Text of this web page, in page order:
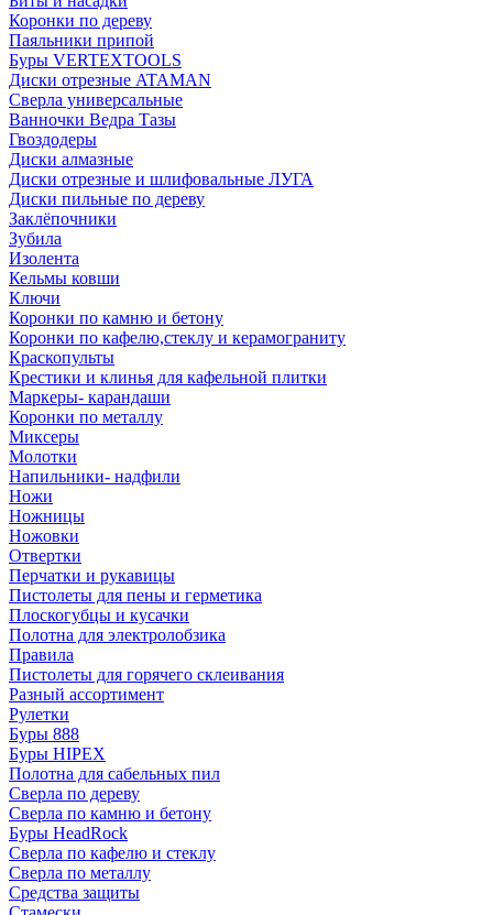
Коронки по дереву
Паяльники припой
Буры VERTEXTOOLS
Диски отрезные ATAMAN
Сверла универсальные
Ванночки Ведра Тазы
Гвоздодеры
Диски алмазные
Диски отрезные и шлифовальные ЛУГА
Диски пильные по дереву
Заклёпочники
Зубила
Изолента
Кельмы ковши
Ключи
Коронки по камню и бетону
Коронки по кафелю,стеклу и керамограниту
Краскопульты
Крестики и клинья для кафельной плитки
Маркеры- карандаши
Коронки по металлу
Миксеры
Молотки
Напильники- надфили
Ножи
Ножницы
Ножовки
Отвертки
Перчатки и рукавицы
Пистолеты для пены и герметика
Плоскогубцы и кусачки
Полотна для электролобзика
Правила
Пистолеты для горячего склеивания
Разный ассортимент
Рулетки
Буры 888
Буры HIPEX
Полотна для сабельных пил
Сверла по дереву
Сверла по камню и бетону
Буры HeadRock
Сверла по кафелю и стеклу
Сверла по металлу
Средства защиты